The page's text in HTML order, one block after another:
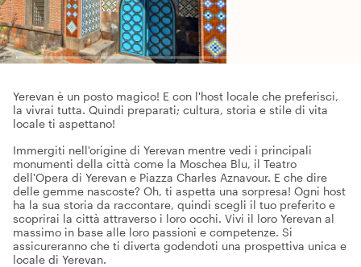
Yerevan è un posto magico! E con l'host locale che preferisci,
la vivrai tutta. Quindi preparati; cultura, storia e stile di vita
locale ti aspettano!
Immergiti nell'origine di Yerevan mentre vedi i principali
monumenti della città come la Moschea Blu, il Teatro
dell'Opera di Yerevan e Piazza Charles Aznavour. E che dire
delle gemme nascoste? Oh, ti aspetta una sorpresa! Ogni host
ha la sua storia da raccontare, quindi scegli il tuo preferito e
scoprirai la città attraverso i loro occhi. Vivi il loro Yerevan al
massimo in base alle loro passioni e competenze. Si
assicureranno che ti diverta godendoti una prospettiva unica e
locale di Yerevan.